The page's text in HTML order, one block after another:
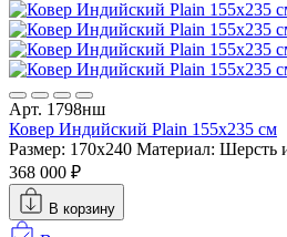
Арт. 1798нш
Ковер Индийский Plain 155x235 см
Размер: 170x240 Материал: Шерсть
368 000 ₽
В корзину